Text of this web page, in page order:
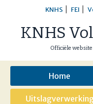
content
KNHS FEI
KNHS
Officiële website
Home